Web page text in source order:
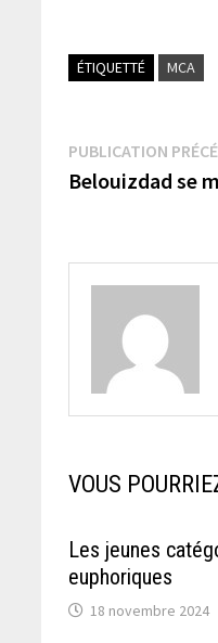
ÉTIQUETTÉ MCA
Navigation
de
PUBLICATION
Belouizdad se
VOUS
Les jeunes
euphoriques
18 novembre 2024